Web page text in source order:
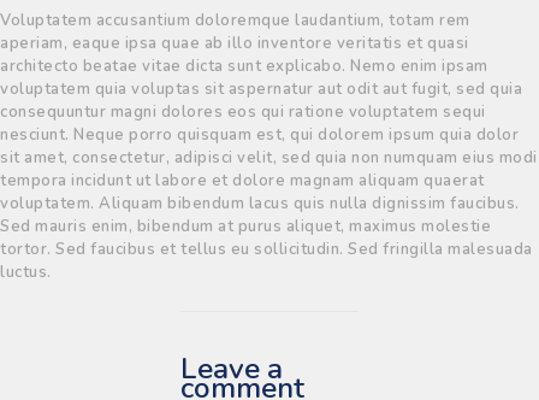
Voluptatem accusantium doloremque laudantium, totam rem
aperiam, eaque ipsa quae ab illo inventore veritatis et quasi
architecto beatae vitae dicta sunt explicabo. Nemo enim ipsam
voluptatem quia voluptas sit aspernatur aut odit aut fugit, sed quia
consequuntur magni dolores eos qui ratione voluptatem sequi
nesciunt. Neque porro quisquam est, qui dolorem ipsum quia dolor
sit amet, consectetur, adipisci velit, sed quia non numquam eius modi
tempora incidunt ut labore et dolore magnam aliquam quaerat
voluptatem. Aliquam bibendum lacus quis nulla dignissim faucibus.
Sed mauris enim, bibendum at purus aliquet, maximus molestie
tortor. Sed faucibus et tellus eu sollicitudin. Sed fringilla malesuada
luctus.
Leave a
comment